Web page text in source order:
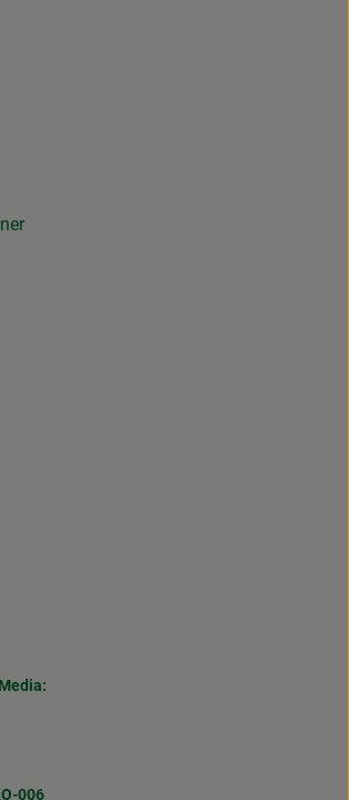
https://www.facebook.com/
Link zu https://www.instagram.com/
006